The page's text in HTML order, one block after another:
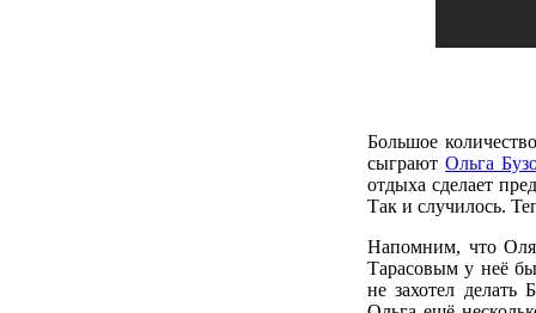
Большое
сыграют Ольга
отдыха сделает
Так и случилось.
Напомним, что
Тарасовым у неё
не захотел